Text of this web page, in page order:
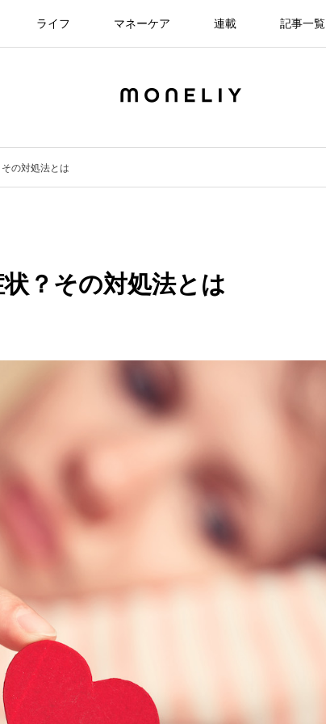
ライフ マネーケア 連載 記事一覧
の対処法とは
？その対処法とは